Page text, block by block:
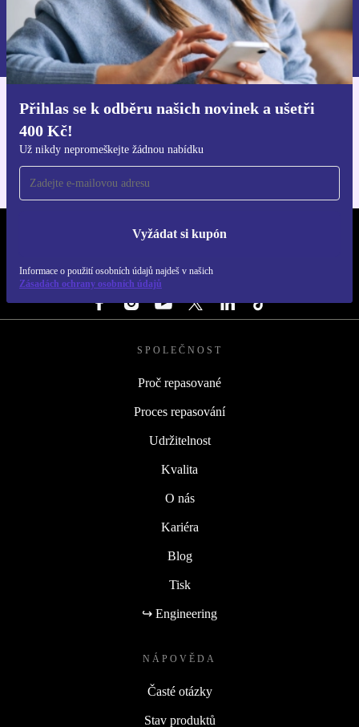
Přihlas se k odběru našich novinek a ušetři
400 Kč!
Už nikdy nepromeškejte žádnou nabídku
Vyžádat si kupón
Informace o použití osobních údajů najdeš v našich
Zásadách ochrany osobních údajů
Chci voucher
Informace o použití osobních údajů najdeš v našich
Zásadách ochrany osobních údajů.
Stáhni si aplikaci refurbed
REFURBED ČESKO - RETHINK NEW.
SLEDUJ NÁS
SPOLEČNOST
Proč repasované
Proces repasování
Udržitelnost
Kvalita
O nás
Kariéra
Blog
Tisk
↪ Engineering
NÁPOVĚDA
Časté otázky
Stav produktů